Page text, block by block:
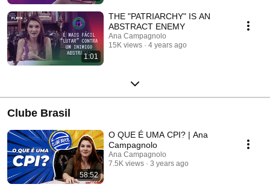
1:01
THE "PATRIARCHY" IS AN
ABSTRACT ENEMY
Ana Campagnolo
15K views
4 years ago
Clube Brasil
58:52
O QUE É UMA CPI? | Ana
Campagnolo
Ana Campagnolo
7.5K views
3 years ago